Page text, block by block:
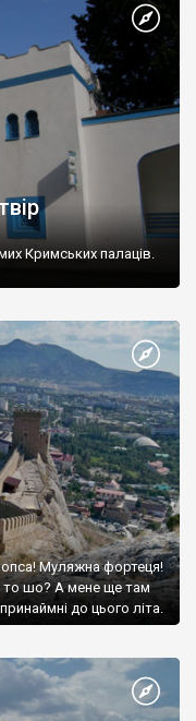
Кримських палаців.
Муляжна фортеця!
то шо? А мене ще там
до цього літа.